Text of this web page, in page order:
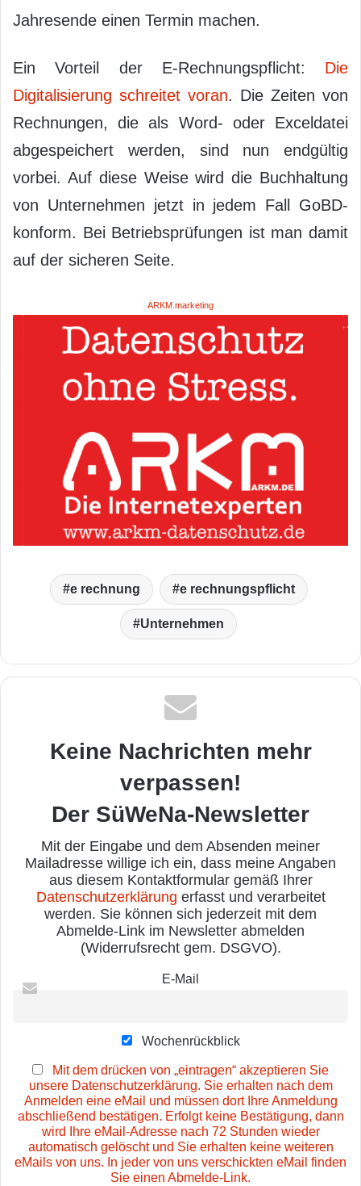
Jahresende einen Termin machen.
Ein Vorteil der E-Rechnungspflicht: Die
Digitalisierung schreitet voran. Die Zeiten von
Rechnungen, die als Word- oder Exceldatei
abgespeichert werden, sind nun endgültig
vorbei. Auf diese Weise wird die Buchhaltung
von Unternehmen jetzt in jedem Fall GoBD-
konform. Bei Betriebsprüfungen ist man damit
auf der sicheren Seite.
ARKM.marketing
e rechnung e rechnungspflicht
Unternehmen
Keine Nachrichten mehr
verpassen!
Der SüWeNa-Newsletter
Mit der Eingabe und dem Absenden meiner
Mailadresse willige ich ein, dass meine Angaben
aus diesem Kontaktformular gemäß Ihrer
Datenschutzerklärung erfasst und verarbeitet
werden. Sie können sich jederzeit mit dem
Abmelde-Link im Newsletter abmelden
(Widerrufsrecht gem. DSGVO).
E-Mail
Wochenrückblick
Mit dem drücken von „eintragen“ akzeptieren Sie
unsere Datenschutzerklärung. Sie erhalten nach dem
Anmelden eine eMail und müssen dort Ihre Anmeldung
abschließend bestätigen. Erfolgt keine Bestätigung, dann
wird Ihre eMail-Adresse nach 72 Stunden wieder
automatisch gelöscht und Sie erhalten keine weiteren
eMails von uns. In jeder von uns verschickten eMail finden
Sie einen Abmelde-Link.